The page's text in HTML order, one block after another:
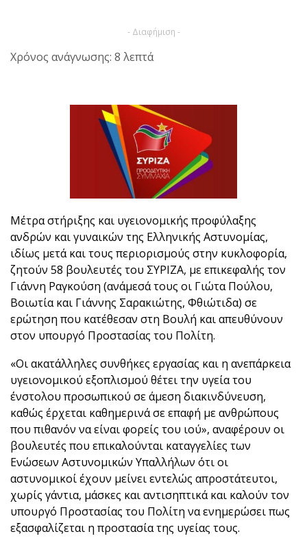
- Διαφήμιση -
Χρόνος ανάγνωσης: 8 λεπτά
Mέτρα στήριξης και υγειονομικής προφύλαξης
ανδρών και γυναικών της Ελληνικής Αστυνομίας,
ιδίως μετά και τους περιορισμούς στην κυκλοφορία,
ζητούν 58 βουλευτές του ΣΥΡΙΖΑ, με επικεφαλής τον
Γιάννη Ραγκούση (ανάμεσά τους οι Γιώτα Πούλου,
Βοιωτία και Γιάννης Σαρακιώτης, Φθιώτιδα) σε
ερώτηση που κατέθεσαν στη Βουλή και απευθύνουν
στον υπουργό Προστασίας του Πολίτη.
«Οι ακατάλληλες συνθήκες εργασίας και η ανεπάρκεια
υγειονομικού εξοπλισμού θέτει την υγεία του
ένστολου προσωπικού σε άμεση διακινδύνευση,
καθώς έρχεται καθημερινά σε επαφή με ανθρώπους
που πιθανόν να είναι φορείς του ιού», αναφέρουν οι
βουλευτές που επικαλούνται καταγγελίες των
Ενώσεων Αστυνομικών Υπαλλήλων ότι οι
αστυνομικοί έχουν μείνει εντελώς απροστάτευτοι,
χωρίς γάντια, μάσκες και αντισηπτικά και καλούν τον
υπουργό Προστασίας του Πολίτη να ενημερώσει πως
εξασφαλίζεται η προστασία της υγείας τους.